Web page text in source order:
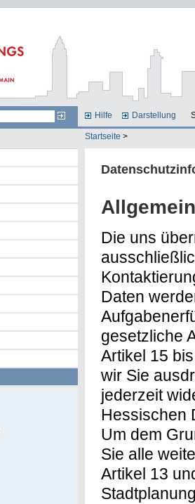
Hilfe Darstellung
Startseite >
Die uns
Daten
gesetzliche
Artikel 15
wir Sie
jederzeit
Hessischen
Um dem
Sie alle
Artikel 13